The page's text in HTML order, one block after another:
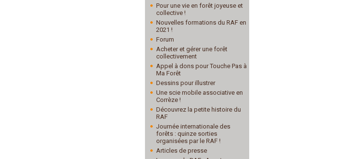
Pour une vie en forêt joyeuse et
collective !
Nouvelles formations du RAF en
2021 !
Forum
Acheter et gérer une forêt
collectivement
Appel à dons pour Touche Pas à
Ma Forêt
Dessins pour illustrer
Une scie mobile associative en
Corrèze !
Découvrez la petite histoire du
RAF
Journée internationale des
forêts : quinze sorties
organisées par le RAF !
Articles de presse